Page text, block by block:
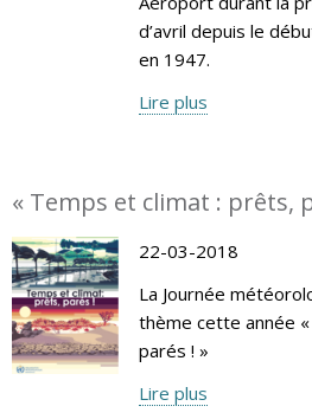
d’avril depuis le
en 1947.
Lire plus
« Temps et climat : prêts,
22-03-2018
La Journée
thème cette année
parés ! »
Lire plus